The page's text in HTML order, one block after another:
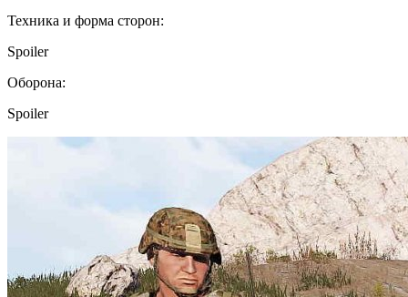
Техника и форма сторон:
Spoiler
Оборона:
Spoiler